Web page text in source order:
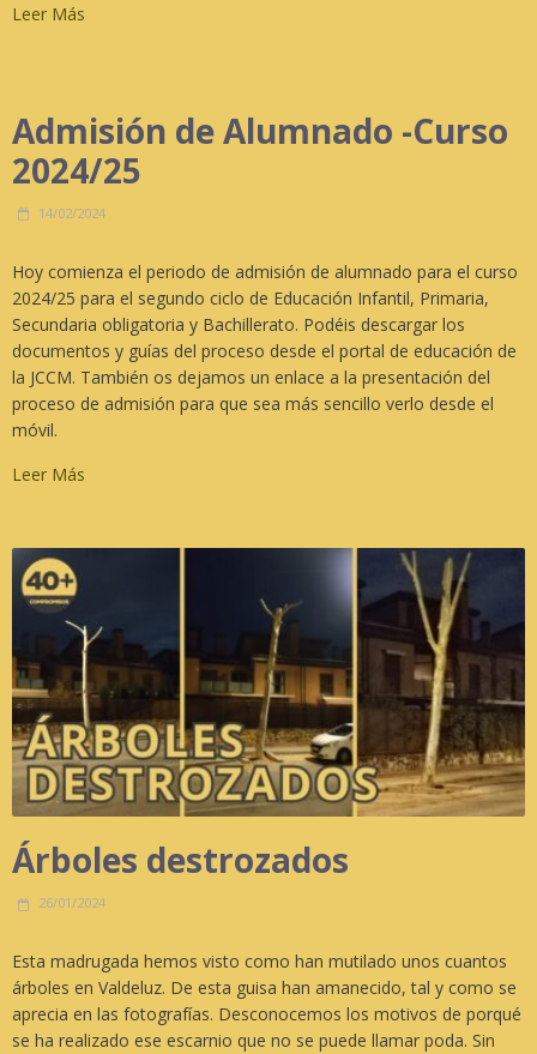
Leer Más
Admisión de Alumnado -Curso
2024/25
14/02/2024
Hoy comienza el periodo de admisión de alumnado para el curso
2024/25 para el segundo ciclo de Educación Infantil, Primaria,
Secundaria obligatoria y Bachillerato. Podéis descargar los
documentos y guías del proceso desde el portal de educación de
la JCCM. También os dejamos un enlace a la presentación del
proceso de admisión para que sea más sencillo verlo desde el
móvil.
Leer Más
Árboles destrozados
26/01/2024
Esta madrugada hemos visto como han mutilado unos cuantos
árboles en Valdeluz. De esta guisa han amanecido, tal y como se
aprecia en las fotografías. Desconocemos los motivos de porqué
se ha realizado ese escarnio que no se puede llamar poda. Sin